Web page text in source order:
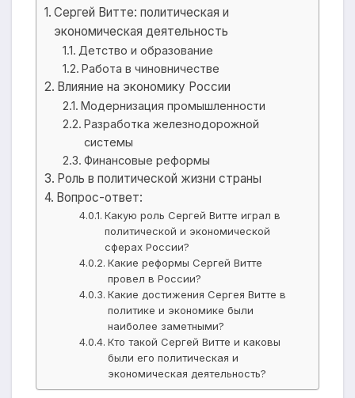
Сергей Витте: политическая и
экономическая деятельность
Детство и образование
Работа в чиновничестве
Влияние на экономику России
Модернизация промышленности
Разработка железнодорожной
системы
Финансовые реформы
Роль в политической жизни страны
Вопрос-ответ:
Какую роль Сергей Витте играл в
политической и экономической
сферах России?
Какие реформы Сергей Витте
провел в России?
Какие достижения Сергея Витте в
политике и экономике были
наиболее заметными?
Кто такой Сергей Витте и каковы
были его политическая и
экономическая деятельность?